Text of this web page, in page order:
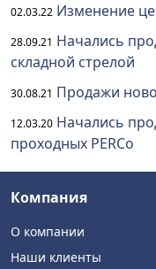
02.03.22 Изменение
28.09.21 Начались
складной стрелой
30.08.21 Продажи
12.03.20 Начались
проходных PERCo
Компания
О компании
Наши клиенты